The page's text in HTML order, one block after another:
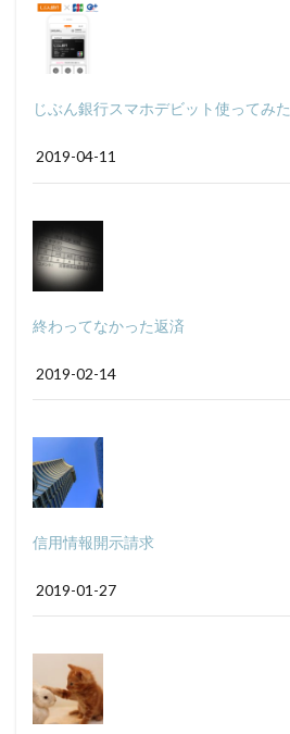
じぶん銀行スマホデビット使ってみた
2019-04-11
終わってなかった返済
2019-02-14
信用情報開示請求
2019-01-27